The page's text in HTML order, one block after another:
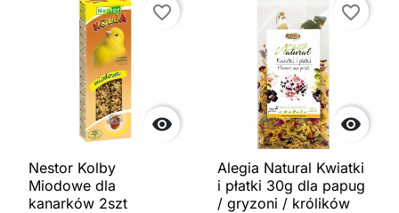

favorite_border
Nestor Kolby
Miodowe dla
kanarków 2szt

favorite_border
Alegia Natural Kwiatki
i płatki 30g dla papug
/ gryzoni / królików